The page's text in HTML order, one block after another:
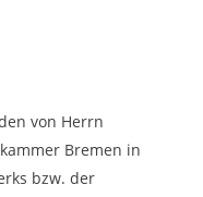
von Herrn
Bremen in
bzw. der